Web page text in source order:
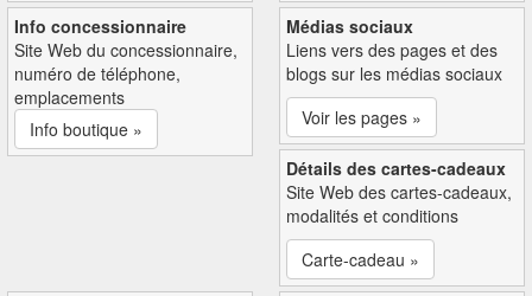
Info concessionnaire
Site Web du concessionnaire,
numéro de téléphone,
emplacements
Info boutique »
Médias sociaux
Liens vers des pages et des
blogs sur les médias sociaux
Voir les pages »
Détails des cartes-cadeaux
Site Web des cartes-cadeaux,
modalités et conditions
Carte-cadeau »